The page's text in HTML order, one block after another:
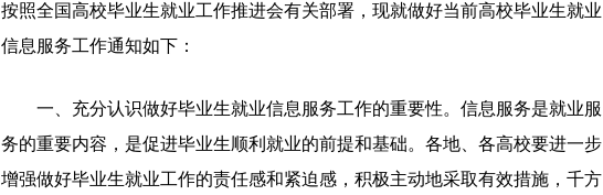
按照全国高校毕业生就业工作推进会有关部署，现就做好当前高校毕业生就业
信息服务工作通知如下：
一、充分认识做好毕业生就业信息服务工作的重要性。信息服务是就业服
务的重要内容，是促进毕业生顺利就业的前提和基础。各地、各高校要进一步
增强做好毕业生就业工作的责任感和紧迫感，积极主动地采取有效措施，千方